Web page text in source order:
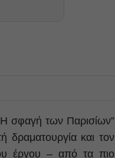
σφαγή των Παρισίων”
δραματουργία και τον
έργου – από τα πιο